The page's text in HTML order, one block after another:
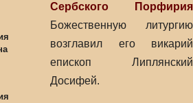
Сербского Порфирия
Божественную литургию
возглавил его викарий
епископ Липлянский
Досифей.